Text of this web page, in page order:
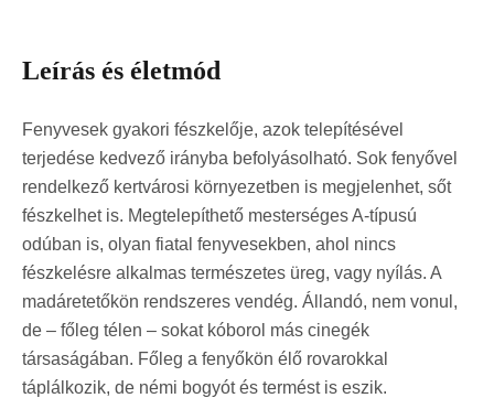
Leírás és életmód
Fenyvesek gyakori fészkelője, azok telepítésével
terjedése kedvező irányba befolyásolható. Sok fenyővel
rendelkező kertvárosi környezetben is megjelenhet, sőt
fészkelhet is. Megtelepíthető mesterséges A-típusú
odúban is, olyan fiatal fenyvesekben, ahol nincs
fészkelésre alkalmas természetes üreg, vagy nyílás. A
madáretetőkön rendszeres vendég. Állandó, nem vonul,
de – főleg télen – sokat kóborol más cinegék
társaságában. Főleg a fenyőkön élő rovarokkal
táplálkozik, de némi bogyót és termést is eszik.